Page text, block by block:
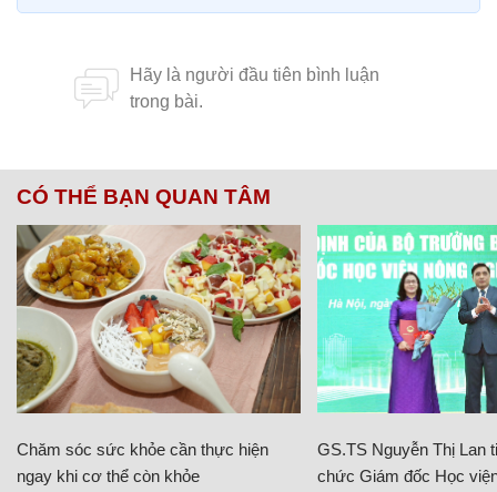
CÓ THỂ BẠN QUAN TÂM
Chăm sóc sức khỏe cần thực hiện
ngay khi cơ thể còn khỏe
GS.TS Nguyễn Thị Lan
chức Giám đốc Học